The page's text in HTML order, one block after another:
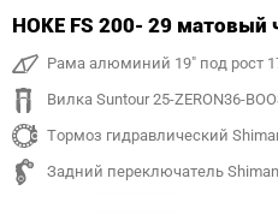
HOKE FS 200- 29
Рама алюминий 19" под рост
Вилка Suntour 25-ZERON36-
Задний переключатель